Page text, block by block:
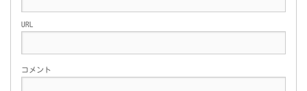
URL
コメント